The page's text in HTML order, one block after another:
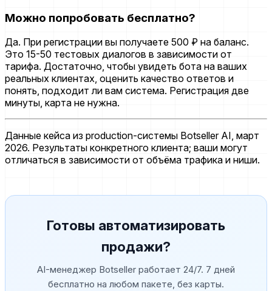
Можно попробовать бесплатно?
Да. При регистрации вы получаете 500 ₽ на баланс.
Это 15-50 тестовых диалогов в зависимости от
тарифа. Достаточно, чтобы увидеть бота на ваших
реальных клиентах, оценить качество ответов и
понять, подходит ли вам система. Регистрация две
минуты, карта не нужна.
Данные кейса из production-системы Botseller AI, март
2026. Результаты конкретного клиента; ваши могут
отличаться в зависимости от объёма трафика и ниши.
Готовы автоматизировать
продажи?
AI-менеджер Botseller работает 24/7. 7 дней
бесплатно на любом пакете, без карты.